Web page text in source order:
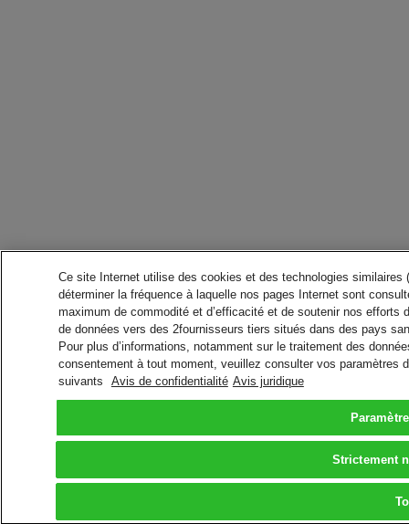
Ce site Internet utilise des cookies et des technologies
déterminer la fréquence à laquelle nos pages Internet sont
maximum de commodité et d’efficacité et de soutenir nos
de données vers des 2fournisseurs tiers situés dans des pays
Pour plus d’informations, notamment sur le traitement des
consentement à tout moment, veuillez consulter vos paramètres
suivants
Avis de confidentialité Avis juridique
Strictement